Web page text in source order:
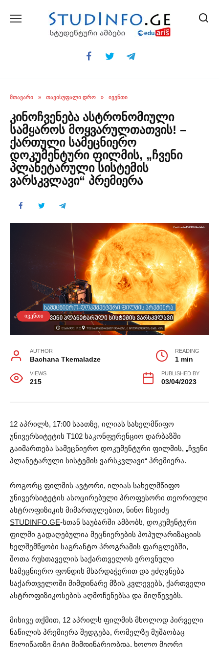
ᲛᲗᲐᲕᲐᲠᲘ » ᲗᲐᲕᲘᲡᲣᲤᲐᲚᲘ ᲓᲠᲝ » ᲘᲕᲔᲜᲗᲘ
კინოჩვენება ასტრონომიული
სამყაროს მოყვარულთათვის! –
ქართული სამეცნიერო
დოკუმენტური ფილმის, „ჩვენი
პლანეტარული სისტემის
ვარსკვლავი“ პრემიერა
ᲘᲕᲔᲜᲗᲘ
AUTHOR
Bachana Tkemaladze
READING
1 min
VIEWS
215
PUBLISHED BY
03/04/2023
12 აპრილს, 17:00 საათზე, ილიას სახელმწიფო
უნივერსიტეტის T102 საკონფერენციო დარბაზში
გაიმართება სამეცნიერო დოკუმენტური ფილმის, „ჩვენი
პლანეტარული სისტემის ვარსკვლავი“ პრემიერა.
როგორც ფილმის ავტორი, ილიას სახელმწიფო
უნივერსიტეტის ასოცირებული პროფესორი თეორიული
ასტროფიზიკის მიმართულებით, ნინო ჩხეიძე
STUDINFO.GE-სთან საუბარში ამბობს, დოკუმენტური
ფილმი გადაღებულია მეცნიერების პოპულარიზაციის
ხელშემწყობი საგრანტო პროგრამის ფარგლებში,
შოთა რუსთაველის საქართველოს ეროვნული
სამეცნიერო ფონდის მხარდაჭერით და ეძღვნება
საქართველოში მიმდინარე მზის კვლევებს, ქართველი
ასტროფიზიკოსების აღმოჩენებსა და მიღწევებს.
მისივე თქმით, 12 აპრილს ფილმის მხოლოდ პირველი
ნაწილის პრემიერა შედგება, რომელზე მუშაობაც
წელიწადზე მეტი მიმდინარეობდა, ხოლო მეორე